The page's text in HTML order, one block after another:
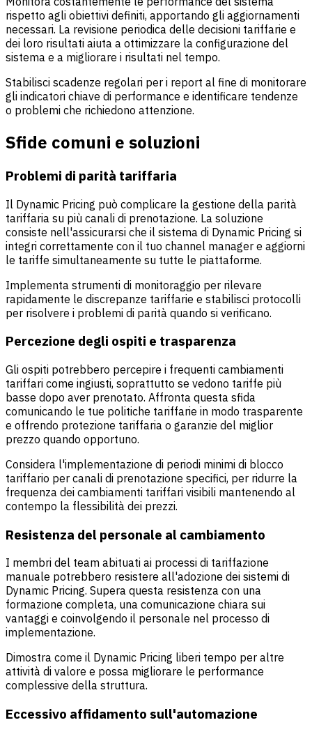
rispetto agli obiettivi definiti, apportando gli aggiornamenti
necessari. La revisione periodica delle decisioni tariffarie e
dei loro risultati aiuta a ottimizzare la configurazione del
sistema e a migliorare i risultati nel tempo.
Stabilisci scadenze regolari per i report al fine di monitorare
gli indicatori chiave di performance e identificare tendenze
o problemi che richiedono attenzione.
Sfide comuni e soluzioni
Problemi di parità tariffaria
Il Dynamic Pricing può complicare la gestione della parità
tariffaria su più canali di prenotazione. La soluzione
consiste nell'assicurarsi che il sistema di Dynamic Pricing si
integri correttamente con il tuo channel manager e aggiorni
le tariffe simultaneamente su tutte le piattaforme.
Implementa strumenti di monitoraggio per rilevare
rapidamente le discrepanze tariffarie e stabilisci protocolli
per risolvere i problemi di parità quando si verificano.
Percezione degli ospiti e trasparenza
Gli ospiti potrebbero percepire i frequenti cambiamenti
tariffari come ingiusti, soprattutto se vedono tariffe più
basse dopo aver prenotato. Affronta questa sfida
comunicando le tue politiche tariffarie in modo trasparente
e offrendo protezione tariffaria o garanzie del miglior
prezzo quando opportuno.
Considera l'implementazione di periodi minimi di blocco
tariffario per canali di prenotazione specifici, per ridurre la
frequenza dei cambiamenti tariffari visibili mantenendo al
contempo la flessibilità dei prezzi.
Resistenza del personale al cambiamento
I membri del team abituati ai processi di tariffazione
manuale potrebbero resistere all'adozione dei sistemi di
Dynamic Pricing. Supera questa resistenza con una
formazione completa, una comunicazione chiara sui
vantaggi e coinvolgendo il personale nel processo di
implementazione.
Dimostra come il Dynamic Pricing liberi tempo per altre
attività di valore e possa migliorare le performance
complessive della struttura.
Eccessivo affidamento sull'automazione